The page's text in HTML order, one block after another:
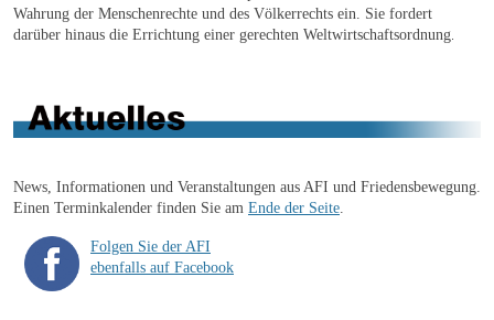
Wahrung der Menschenrechte und des Völkerrechts ein. Sie fordert
darüber hinaus die Errichtung einer gerechten Weltwirtschaftsordnung.
News, Informationen und Veranstaltungen aus AFI und Friedensbewegung.
Einen Terminkalender finden Sie am Ende der Seite
Folgen Sie der AFI
ebenfalls auf Facebook